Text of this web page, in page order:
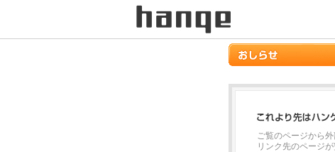
ご覧のページから
リンク先のページ